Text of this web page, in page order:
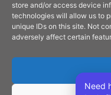
store and/or access device
technologies will allow us to
unique IDs on this site. Not
adversely affect certain
Catálogo
LEGAL
Política de Cookies (UE)
Need